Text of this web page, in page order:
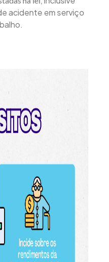
acidente em serviço